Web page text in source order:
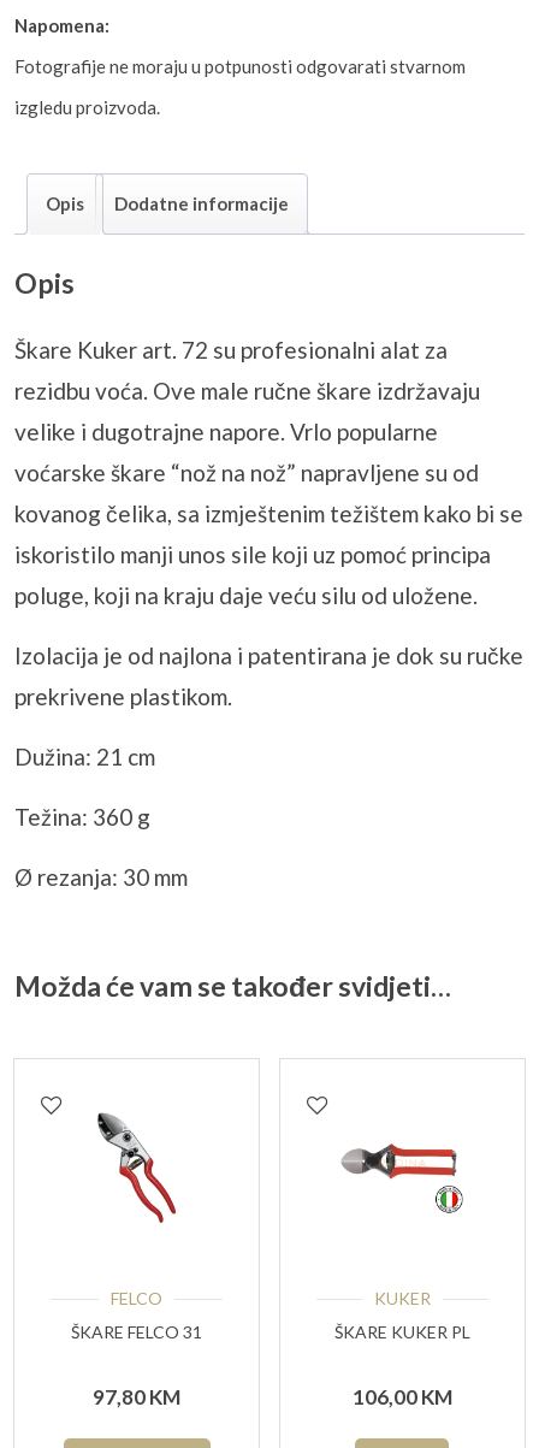
Napomena:
Fotografije ne moraju u potpunosti odgovarati stvarnom
izgledu proizvoda.
Opis Dodatne informacije
Opis
Škare Kuker art. 72 su profesionalni alat za
rezidbu voća. Ove male ručne škare izdržavaju
velike i dugotrajne napore. Vrlo popularne
voćarske škare “nož na nož” napravljene su od
kovanog čelika, sa izmještenim težištem kako bi se
iskoristilo manji unos sile koji uz pomoć principa
poluge, koji na kraju daje veću silu od uložene.
Izolacija je od najlona i patentirana je dok su ručke
prekrivene plastikom.
Dužina: 21 cm
Težina: 360 g
Ø rezanja: 30 mm
Možda će vam se također svidjeti…
FELCO
ŠKARE FELCO 31
97,80KM
KUKER
ŠKARE KUKER PL
106,00KM